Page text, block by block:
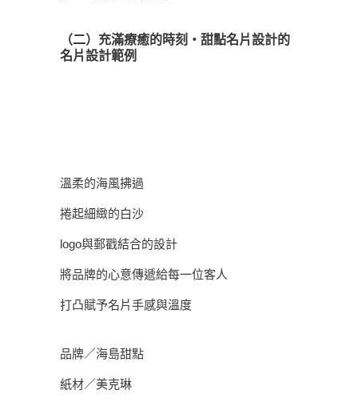
（二）充滿療癒的時刻・甜點名片設計的
名片設計範例
溫柔的海風拂過
捲起細緻的白沙
logo與郵戳結合的設計
將品牌的心意傳遞給每一位客人
打凸賦予名片手感與溫度
品牌／海島甜點
紙材／美克琳